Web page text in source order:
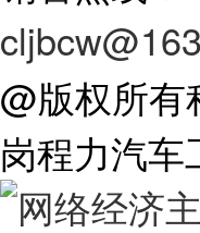
@版权所
岗程力汽车